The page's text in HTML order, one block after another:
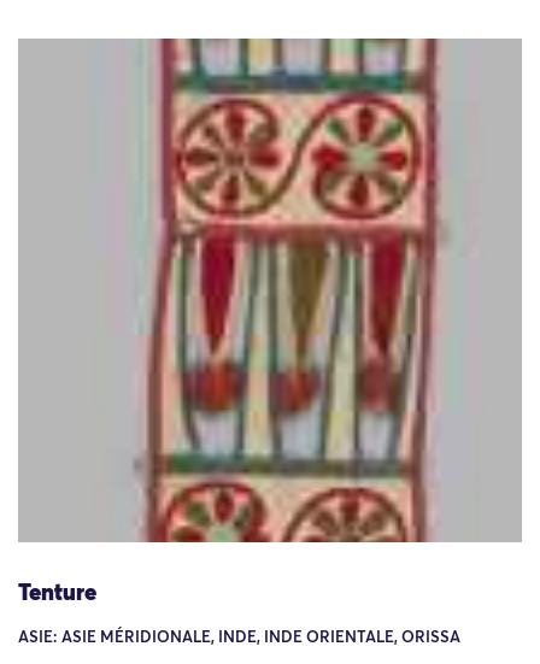
Tenture
ASIE: ASIE MÉRIDIONALE, INDE, INDE ORIENTALE, ORISSA